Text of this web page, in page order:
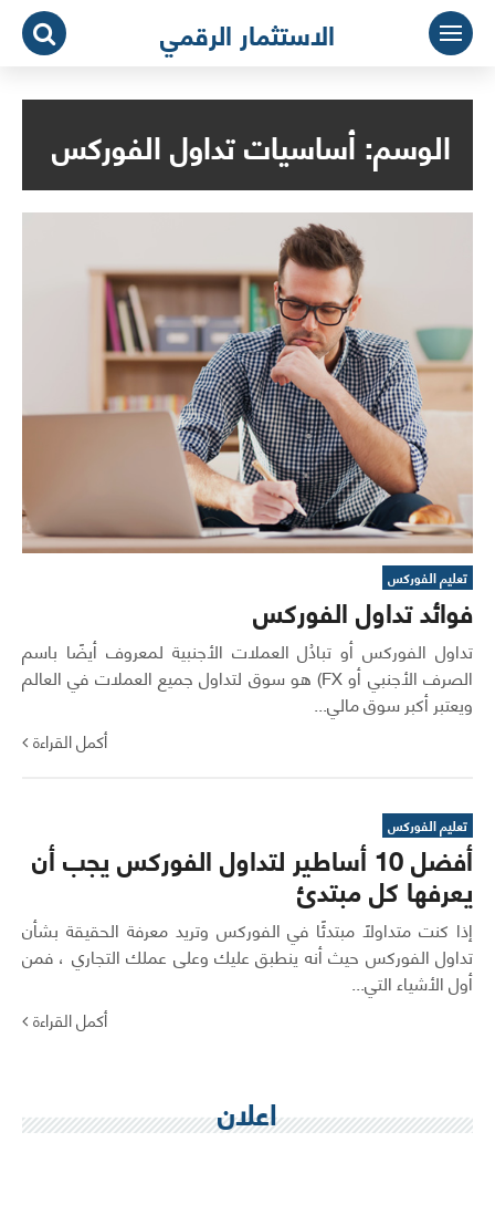
التجاوز
المحتوى
الاستثمار الرقمي
الوسم:أساسيات تداول الفوركس
تعليم الفوركس
فوائد تداول الفوركس
تداول الفوركس أو تبادُل العملات الأجنبية لمعروف أيضًا باسم
الصرف الأجنبي أو FX) هو سوق لتداول جميع العملات في العالم
ويعتبر أكبر سوق مالي...
أكمل القراءة
تعليم الفوركس
أفضل 10 أساطير لتداول الفوركس يجب أن
يعرفها كل مبتدئ
إذا كنت متداولًا مبتدئًا في الفوركس وتريد معرفة الحقيقة بشأن
تداول الفوركس حيث أنه ينطبق عليك وعلى عملك التجاري ، فمن
أول الأشياء التي...
أكمل القراءة
اعلان